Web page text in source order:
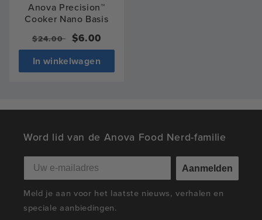
Anova Precision™
Cooker Nano Basis
Normale
prijs
$24.00 Verkoopprijs
$6.00
In winkelwagen
Word lid van de Anova Food Nerd-familie
Aanmelden
Meld je aan voor het laatste nieuws, verhalen en
speciale aanbiedingen.